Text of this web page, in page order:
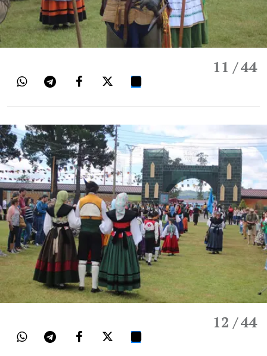
11 / 44
12 / 44